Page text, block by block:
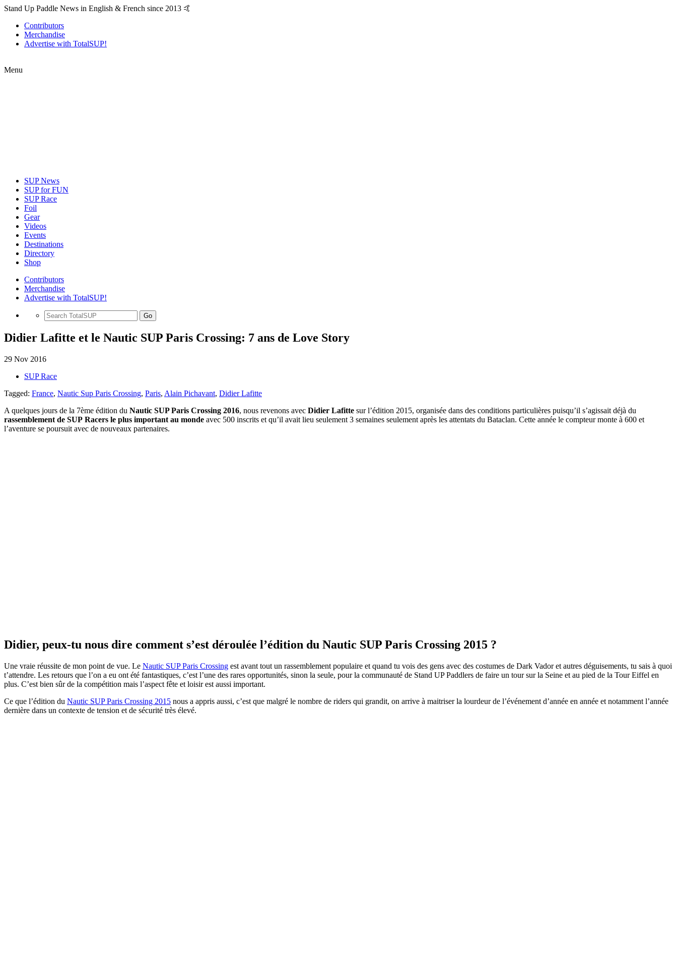
Stand Up Paddle News in English & French since 2013 🤙
Contributors
Merchandise
Advertise with TotalSUP!
Menu
SUP News
SUP for FUN
SUP Race
Foil
Gear
Videos
Events
Destinations
Directory
Shop
Contributors
Merchandise
Advertise with TotalSUP!
Go
Didier Lafitte et le Nautic SUP Paris Crossing: 7 ans de Love Story
29 Nov 2016
SUP Race
Tagged: France, Nautic Sup Paris Crossing, Paris, Alain Pichavant, Didier Lafitte
A quelques jours de la 7ème édition du Nautic SUP Paris Crossing 2016, nous revenons avec Didier Lafitte sur l’édition 2015, organisée dans des conditions particulières puisqu’il s’agissait déjà du
rassemblement de SUP Racers le plus important au monde avec 500 inscrits et qu’il avait lieu seulement 3 semaines seulement après les attentats du Bataclan. Cette année le compteur monte à 600 et
l’aventure se poursuit avec de nouveaux partenaires.
Didier, peux-tu nous dire comment s’est déroulée l’édition du Nautic SUP Paris Crossing 2015 ?
Une vraie réussite de mon point de vue. Le Nautic SUP Paris Crossing est avant tout un rassemblement populaire et quand tu vois des gens avec des costumes de Dark Vador et autres déguisements, tu sais à quoi
t’attendre. Les retours que l’on a eu ont été fantastiques, c’est l’une des rares opportunités, sinon la seule, pour la communauté de Stand UP Paddlers de faire un tour sur la Seine et au pied de la Tour Eiffel en
plus. C’est bien sûr de la compétition mais l’aspect fête et loisir est aussi important.
Ce que l’édition du Nautic SUP Paris Crossing 2015 nous a appris aussi, c’est que malgré le nombre de riders qui grandit, on arrive à maitriser la lourdeur de l’événement d’année en année et notamment l’année
dernière dans un contexte de tension et de sécurité très élevé.